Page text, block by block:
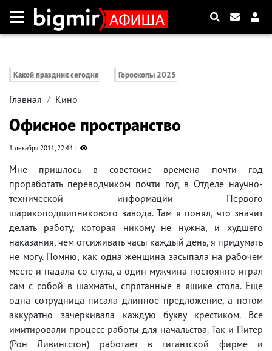
Какой праздник сегодня Гороскопы 2025
Главная Кино
Офисное пространство
1 декабря 2011, 22:44
Мне пришлось в советские времена почти год
проработать переводчиком почти год в Отделе научно-
технической информации Первого
шарикоподшипникового завода. Там я понял, что значит
делать работу, которая никому не нужна, и худшего
наказания, чем отсиживать часы каждый день, я придумать
не могу. Помню, как одна женщина засыпала на рабочем
месте и падала со стула, а один мужчина постоянно играл
сам с собой в шахматы, спрятанные в ящике стола. Еще
одна сотрудница писала длинное предложение, а потом
аккуратно зачеркивала каждую букву крестиком. Все
имитировали процесс работы для начальства. Так и Питер
(Рон Ливингстон) работает в гигантской фирме и